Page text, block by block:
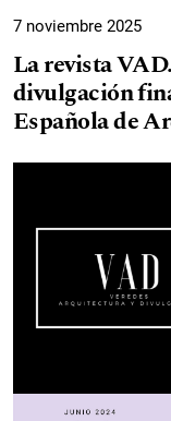
7 noviembre 2025
La revista
divulgación
Española de